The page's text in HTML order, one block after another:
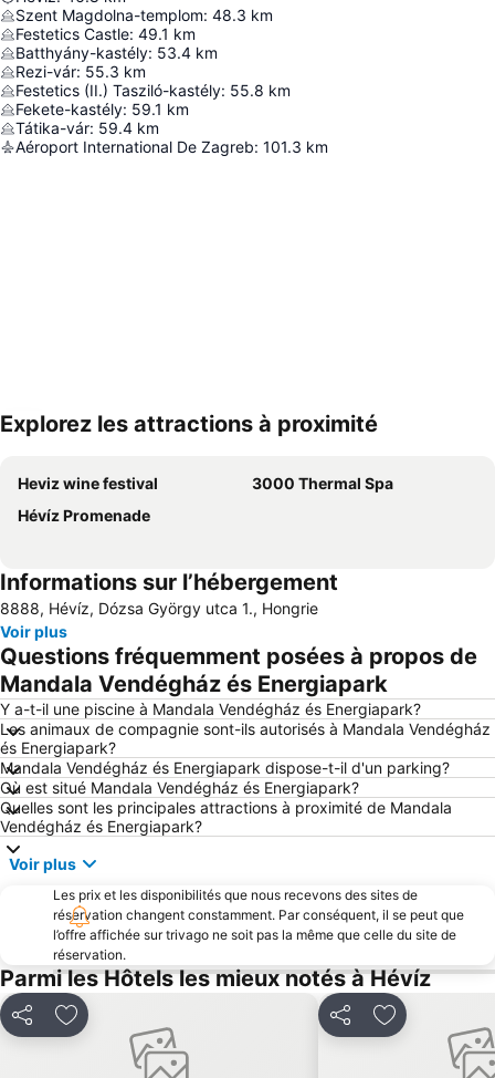
Szent Magdolna-templom: 48.3 km
Festetics Castle: 49.1 km
Batthyány-kastély: 53.4 km
Rezi-vár: 55.3 km
Festetics (II.) Tasziló-kastély: 55.8 km
Fekete-kastély: 59.1 km
Tátika-vár: 59.4 km
Aéroport International De Zagreb: 101.3 km
Explorez les attractions à proximité
Heviz wine festival
3000 Thermal Spa
Hévíz Promenade
Informations sur l’hébergement
8888, Hévíz, Dózsa György utca 1., Hongrie
Voir plus
Questions fréquemment posées à propos de
Mandala Vendégház és Energiapark
Y a-t-il une piscine à Mandala Vendégház és Energiapark?
Les animaux de compagnie sont-ils autorisés à Mandala Vendégház
és Energiapark?
Mandala Vendégház és Energiapark dispose-t-il d'un parking?
Où est situé Mandala Vendégház és Energiapark?
Quelles sont les principales attractions à proximité de Mandala
Vendégház és Energiapark?
Voir plus
Les prix et les disponibilités que nous recevons des sites de
réservation changent constamment. Par conséquent, il se peut que
l’offre affichée sur trivago ne soit pas la même que celle du site de
réservation.
Parmi les Hôtels les mieux notés à Hévíz
PartagerAjouter à mes favoris PartagerAjouter à